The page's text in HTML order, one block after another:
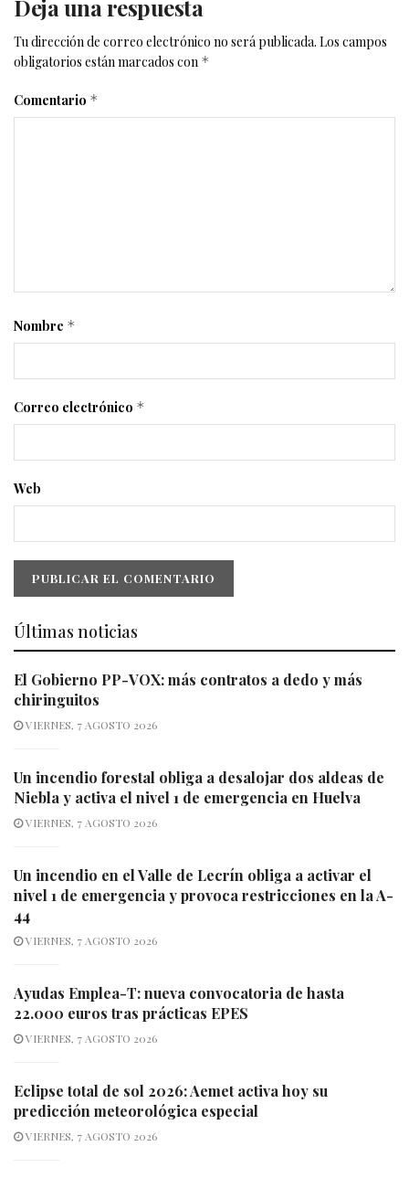
Deja una respuesta
Tu dirección de correo electrónico no será publicada. Los campos
obligatorios están marcados con *
Comentario *
Nombre *
Correo electrónico *
Web
Últimas noticias
El Gobierno PP-VOX: más contratos a dedo y más
chiringuitos
VIERNES, 7 AGOSTO 2026
Un incendio forestal obliga a desalojar dos aldeas de
Niebla y activa el nivel 1 de emergencia en Huelva
VIERNES, 7 AGOSTO 2026
Un incendio en el Valle de Lecrín obliga a activar el
nivel 1 de emergencia y provoca restricciones en la A-
44
VIERNES, 7 AGOSTO 2026
Ayudas Emplea-T: nueva convocatoria de hasta
22.000 euros tras prácticas EPES
VIERNES, 7 AGOSTO 2026
Eclipse total de sol 2026: Aemet activa hoy su
predicción meteorológica especial
VIERNES, 7 AGOSTO 2026